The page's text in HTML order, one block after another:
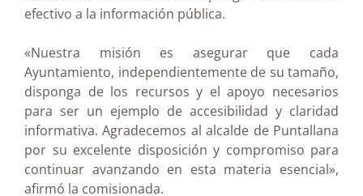
efectivo a la información pública.
«Nuestra misión es asegurar que cada
Ayuntamiento, independientemente de su tamaño,
disponga de los recursos y el apoyo necesarios
para ser un ejemplo de accesibilidad y claridad
informativa. Agradecemos al alcalde de Puntallana
por su excelente disposición y compromiso para
continuar avanzando en esta materia esencial»,
afirmó la comisionada.